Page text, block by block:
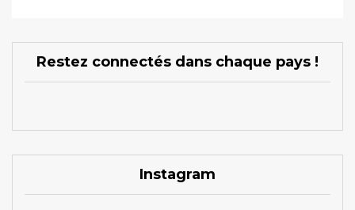
Restez connectés dans chaque pays !
Instagram